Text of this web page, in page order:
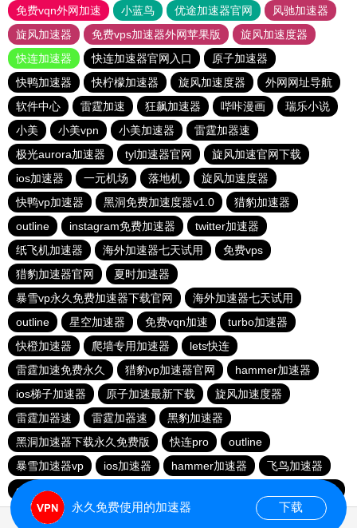
免费vqn外网加速
小蓝鸟 优途加速器官网
风驰加速器
旋风加速器
免费vps加速器外网苹果版
旋风加速度器
快连加速器
快连加速器官网入口
原子加速器
快鸭加速器
快柠檬加速器 旋风加速度器
外网网址导航
软件中心
雷霆加速 狂飙加速器 哔咔漫画
瑞乐小说
小美
小美vpn 小美加速器
雷霆加器速
极光aurora加速器
tyl加速器官网
旋风加速官网下载
ios加速器
一元机场 落地机
旋风加速度器
快鸭vp加速器
黑洞免费加速度器v1.0
猎豹加速器
outline
instagram免费加速器
twitter加速器
纸飞机加速器
海外加速器七天试用
免费vps
猎豹加速器官网
夏时加速器
暴雪vp永久免费加速器下载官网
海外加速器七天试用
outline
星空加速器 免费vqn加速
turbo加速器
快橙加速器
爬墙专用加速器
lets快连
雷霆加速免费永久
猎豹vp加速器官网
hammer加速器
ios梯子加速器
原子加速最新下载
旋风加速度器
雷霆加器速
雷霆加器速
黑豹加速器
黑洞加速器下载永久免费版
快连pro
outline
暴雪加速器vp
ios加速器 hammer加速器
飞鸟加速器
outline
黑洞nvp加速器
永久免费使用的加速器 下载